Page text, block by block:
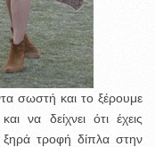
σωστή και το ξέρουμε
να δείχνει ότι έχεις
ξηρά τροφή δίπλα στην